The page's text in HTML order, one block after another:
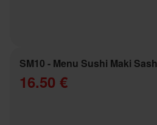
SM10 - Menu Sushi Maki
16.50 €